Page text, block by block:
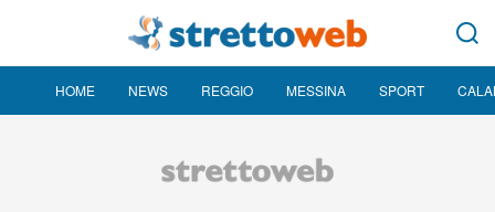
HOME NEWS REGGIO MESSINA SPORT